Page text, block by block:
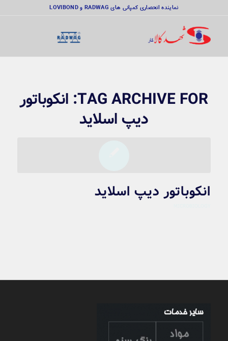
نماینده انحصاری کمپانی های RADWAG و LOVIBOND
TAG ARCHIVE FOR: انکوباتور
دیپ اسلاید
انکوباتور دیپ اسلاید